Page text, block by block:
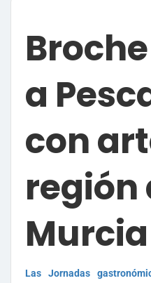
a
con
región
Murcia
Las Jornadas